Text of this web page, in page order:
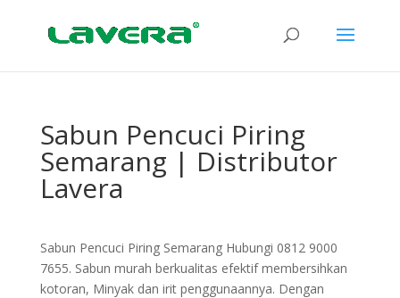
Sabun Pencuci Piring
Semarang | Distributor
Lavera
Sabun Pencuci Piring Semarang Hubungi 0812 9000
7655. Sabun murah berkualitas efektif membersihkan
kotoran, Minyak dan irit penggunaannya. Dengan